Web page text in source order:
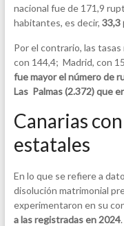
nacional fue de 171,9
habitantes, es decir, 33,3
Por el contrario, las
con 144,4; Madrid, con
fue mayor el número de
Las Palmas (2.372) que
Canarias
estatales
En lo que se refiere a
disolución matrimonial
experimentaron en su
a las registradas en 2024.